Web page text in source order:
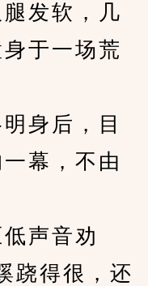
发软，几
于一场荒
身后，目
幕，不由
声音劝
跷得很，还